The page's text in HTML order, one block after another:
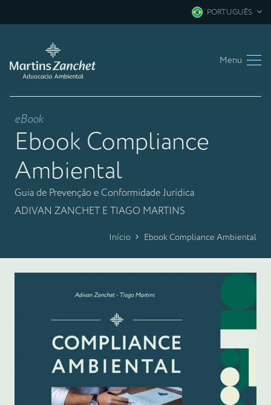
PORTUGUÊS
Menu
eBook
Ebook Compliance
Ambiental
Guia de Prevenção e Conformidade Jurídica
ADIVAN ZANCHET E TIAGO MARTINS
Início Ebook Compliance Ambiental